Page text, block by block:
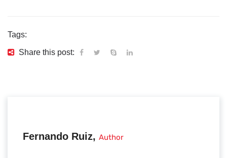
Tags:
Share this post:
Fernando Ruiz, Author